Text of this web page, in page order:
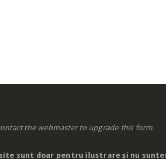
the webmaster to upgradethis form.
sunt doar pentru ilustrare și nu